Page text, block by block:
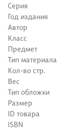
Серия
Год издания
Автор
Класс
Предмет
Тип материала
Кол-во стр.
Вес
Тип обложки
Размер
ID товара
ISBN